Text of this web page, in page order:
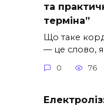
та
терміна”
Що таке
— це слово,
0 76